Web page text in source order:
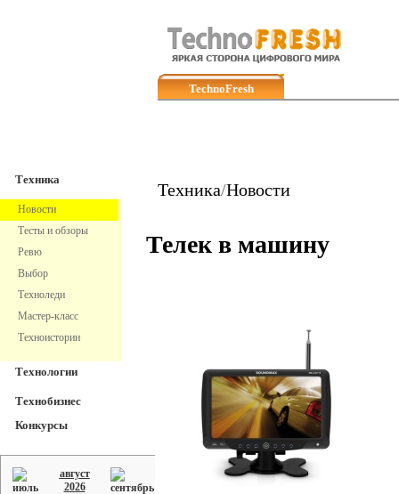
TechnoFresh
Техника
Новости
Тесты и обзоры
Ревю
Выбор
Техноледи
Мастер-класс
Техноистории
Технологии
Технобизнес
Конкурсы
август
2026
Техника/Новости
Телек в машину